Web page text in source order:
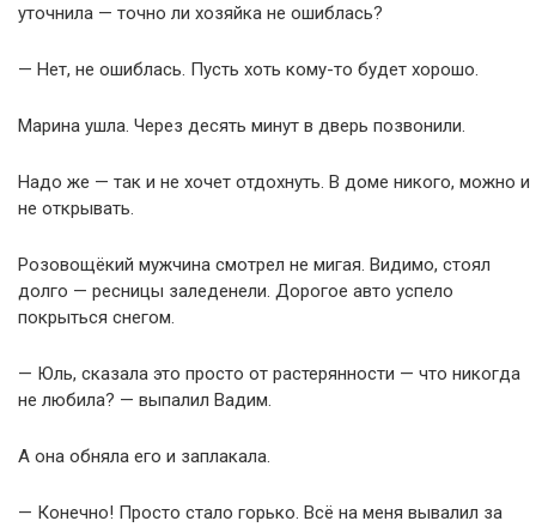
уточнила — точно ли хозяйка не ошиблась?
— Нет, не ошиблась. Пусть хоть кому-то будет хорошо.
Марина ушла. Через десять минут в дверь позвонили.
Надо же — так и не хочет отдохнуть. В доме никого, можно и
не открывать.
Розовощёкий мужчина смотрел не мигая. Видимо, стоял
долго — ресницы заледенели. Дорогое авто успело
покрыться снегом.
— Юль, сказала это просто от растерянности — что никогда
не любила? — выпалил Вадим.
А она обняла его и заплакала.
— Конечно! Просто стало горько. Всё на меня вывалил за